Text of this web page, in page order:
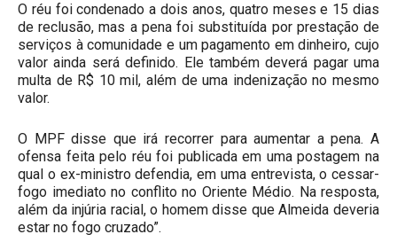
O réu foi condenado a dois anos, quatro meses e 15 dias
de reclusão, mas a pena foi substituída por prestação de
serviços à comunidade e um pagamento em dinheiro, cujo
valor ainda será definido. Ele também deverá pagar uma
multa de R$ 10 mil, além de uma indenização no mesmo
valor.
O MPF disse que irá recorrer para aumentar a pena. A
ofensa feita pelo réu foi publicada em uma postagem na
qual o ex-ministro defendia, em uma entrevista, o cessar-
fogo imediato no conflito no Oriente Médio. Na resposta,
além da injúria racial, o homem disse que Almeida deveria
estar no fogo cruzado”.